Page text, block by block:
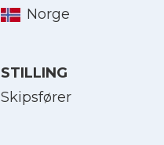
Norge
STILLING
Skipsfører